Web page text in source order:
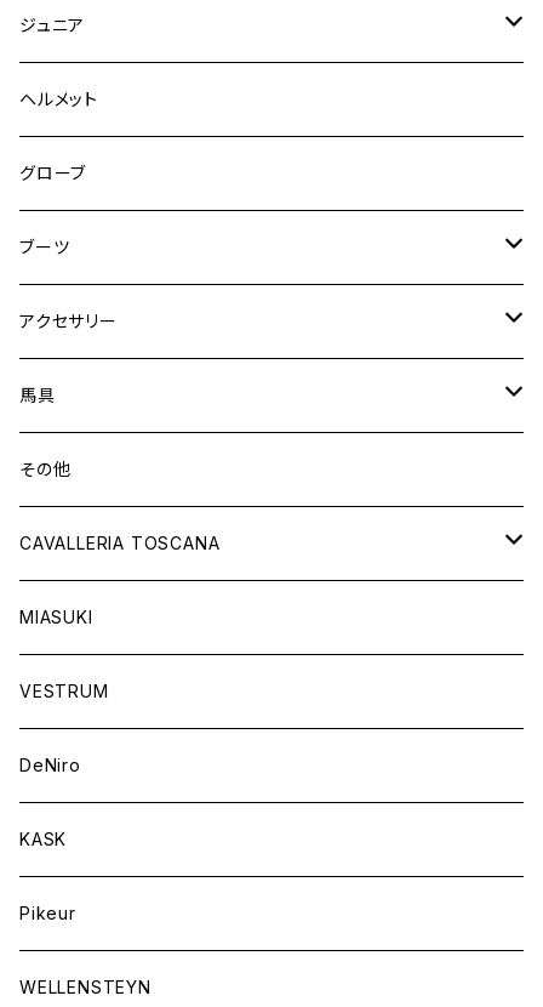
キュロット
フルグリップ
ニーグリップ
シャツ
ウェア
アウター
シャツ
競技用ジャケット
キュロット
フルグリップ
ニーグリップ
シャツ
ウェア
アウター
シャツ
ジュニア
キュロット
ウエア
ヘルメット
グローブ
ブーツ
ロングブーツ（既製品）
オーダーロングブーツ
ショートブーツ
チャップス
アクセサリー
ベルト
グローブ
ソックス
キャップ
アスコットタイ
バッグ
ネクタイ
スカーフ
ジュエリー
馬具
サドルパッド
イヤーネット
バンデージ
ラグ
その他
CAVALLERIA TOSCANA
レディス
競技用ジャケット
キュロット
メンズ
競技用ジャケット
キュロット
MIASUKI
VESTRUM
DeNiro
KASK
Pikeur
WELLENSTEYN